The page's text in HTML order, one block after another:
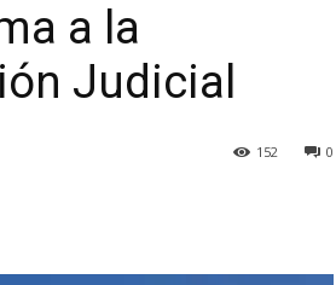
a la
Judicial
0
152